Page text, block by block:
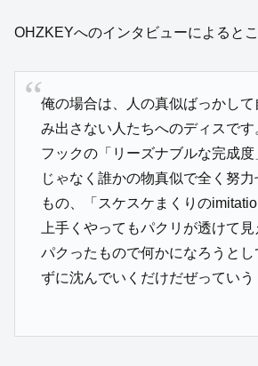
OHZKEYへのインタビューによるとこ
俺の場合は、人の真似ばっかし
み出さない人たちへのディスです
フックの「リーズナブルな完成
じゃなく誰かの物真似で全く努
もの、「スケスケまくりの
上手くやってもパクリが透けて見
パクったもので何かになろうと
ずに沈んでいくだけだぜっていう